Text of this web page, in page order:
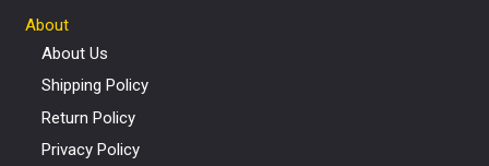
About
About Us
Shipping Policy
Return Policy
Privacy Policy